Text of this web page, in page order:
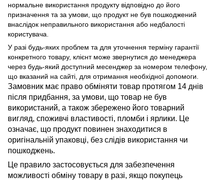
нормальне використання продукту відповідно до його
призначення та за умови, що продукт не був пошкоджений
внаслідок неправильного використання або недбалості
користувача.
У разі будь-яких проблем та для уточнення терміну гарантії
конкретного товару, клієнт може звернутися до менеджера
через будь-який доступний месенджер за номером телефону,
що вказаний на сайті, для отримання необхідної допомоги.
Замовник має право обміняти товар протягом 14 днів
після придбання, за умови, що товар не був
використаний, а також збережено його товарний
вигляд, споживчі властивості, пломби і ярлики. Це
означає, що продукт повинен знаходитися в
оригінальній упаковці, без слідів використання чи
пошкоджень.
Це правило застосовується для забезпечення
можливості обміну товару в разі, якщо покупець